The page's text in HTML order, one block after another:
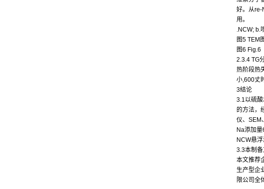
好。从re-
用。
.NCW; b.
图5 TEM
图6 Fig.6
2.3.4 TG
热阶段热
小,600丈
3结论
3.1以硫
的方法，
仪、SEM
Na添加
NCW悬
3.3本制
本文推荐
生产型企
限公司全